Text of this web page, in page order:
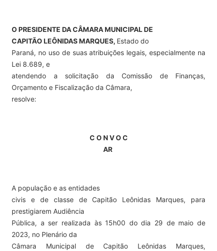
O PRESIDENTE DA CÂMARA MUNICIPAL DE
CAPITÃO LEÔNIDAS MARQUES, Estado do
Paraná, no uso de suas atribuições legais, especialmente na
Lei 8.689, e
atendendo a solicitação da Comissão de Finanças,
Orçamento e Fiscalização da Câmara,
resolve:
C O N V O C
AR
A população e as entidades
civis e de classe de Capitão Leônidas Marques, para
prestigiarem Audiência
Pública, a ser realizada às 15h00 do dia 29 de maio de
2023, no Plenário da
Câmara Municipal de Capitão Leônidas Marques,